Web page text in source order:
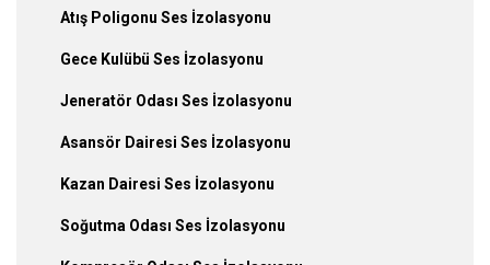
Atış Poligonu Ses İzolasyonu
Gece Kulübü Ses İzolasyonu
Jeneratör Odası Ses İzolasyonu
Asansör Dairesi Ses İzolasyonu
Kazan Dairesi Ses İzolasyonu
Soğutma Odası Ses İzolasyonu